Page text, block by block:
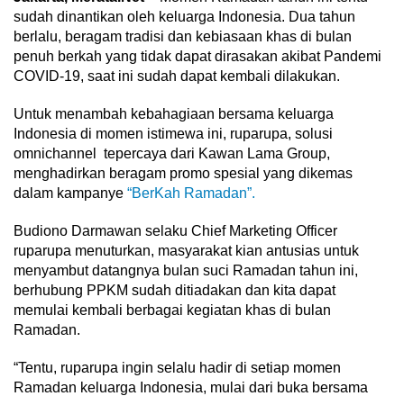
sudah dinantikan oleh keluarga Indonesia. Dua tahun
berlalu, beragam tradisi dan kebiasaan khas di bulan
penuh berkah yang tidak dapat dirasakan akibat Pandemi
COVID-19, saat ini sudah dapat kembali dilakukan.
Untuk menambah kebahagiaan bersama keluarga
Indonesia di momen istimewa ini, ruparupa, solusi
omnichannel tepercaya dari Kawan Lama Group,
menghadirkan beragam promo spesial yang dikemas
dalam kampanye “BerKah Ramadan”.
Budiono Darmawan selaku Chief Marketing Officer
ruparupa menuturkan, masyarakat kian antusias untuk
menyambut datangnya bulan suci Ramadan tahun ini,
berhubung PPKM sudah ditiadakan dan kita dapat
memulai kembali berbagai kegiatan khas di bulan
Ramadan.
“Tentu, ruparupa ingin selalu hadir di setiap momen
Ramadan keluarga Indonesia, mulai dari buka bersama